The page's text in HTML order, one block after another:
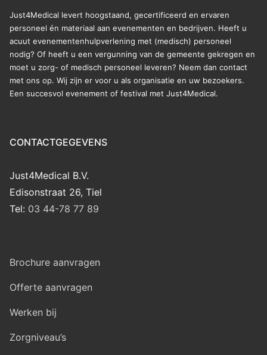
Just4Medical levert hoogstaand, gecertificeerd en ervaren
personeel én materiaal aan evenementen en bedrijven. Heeft u
acuut evenementenhulpverlening met (medisch) personeel
nodig? Of heeft u een vergunning van de gemeente gekregen en
moet u zorg- of medisch personeel leveren? Neem dan contact
met ons op. Wij zijn er voor u als organisatie en uw bezoekers.
Een succesvol evenement of festival met Just4Medical.
CONTACTGEGEVENS
Just4Medical B.V.
Edisonstraat 26, Tiel
Tel: 03 44-78 77 89
Brochure aanvragen
Offerte aanvragen
Werken bij
Zorgniveau’s